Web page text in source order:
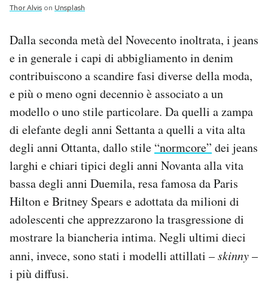
SHOP
AREA PERSONALE
Area Personale
Newsletter
Notifiche mobile
Regala il Post
Thor Alvis on Unsplash
Dalla seconda metà del Novecento inoltrata, i jeans
e in generale i capi di abbigliamento in denim
contribuiscono a scandire fasi diverse della moda,
e più o meno ogni decennio è associato a un
modello o uno stile particolare. Da quelli a zampa
di elefante degli anni Settanta a quelli a vita alta
degli anni Ottanta, dallo stile “normcore” dei jeans
larghi e chiari tipici degli anni Novanta alla vita
bassa degli anni Duemila, resa famosa da Paris
Hilton e Britney Spears e adottata da milioni di
adolescenti che apprezzarono la trasgressione di
mostrare la biancheria intima. Negli ultimi dieci
anni, invece, sono stati i modelli attillati –skinny–
i più diffusi.